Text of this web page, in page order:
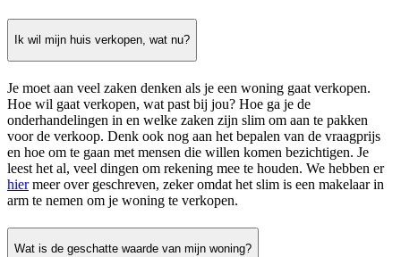
Ik wil mijn huis verkopen, wat nu?
Je moet aan veel zaken denken als je een woning gaat verkopen.
Hoe wil gaat verkopen, wat past bij jou? Hoe ga je de
onderhandelingen in en welke zaken zijn slim om aan te pakken
voor de verkoop. Denk ook nog aan het bepalen van de vraagprijs
en hoe om te gaan met mensen die willen komen bezichtigen. Je
leest het al, veel dingen om rekening mee te houden. We hebben er
hiermeer over geschreven, zeker omdat het slim is een makelaar in
arm te nemen om je woning te verkopen.
Wat is de geschatte waarde van mijn woning?